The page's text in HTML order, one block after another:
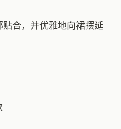
合，并优雅地向裙摆延